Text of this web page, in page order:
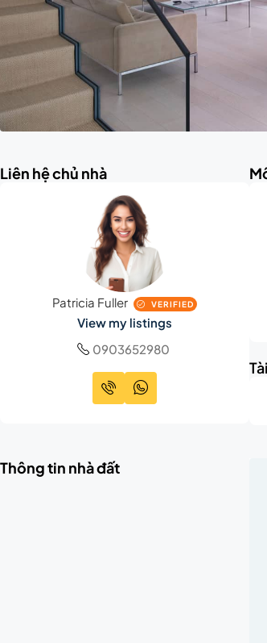
Liên hệ chủ nhà
Patricia Fuller VERIFIED
View my listings
0903652980
Thông tin nhà đất